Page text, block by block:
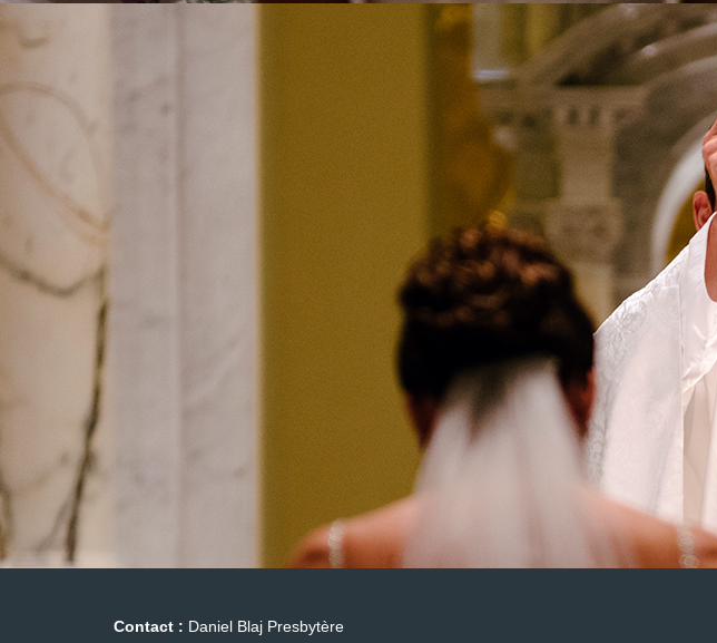
Contact : Daniel Blaj Presbytère